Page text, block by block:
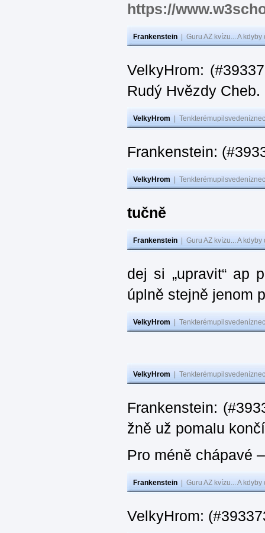
https://
Frankenstein Guru AZ kvízu... A
VelkyHrom:
Rudý Hvězdy Cheb.
VelkyHrom
Frankenstein:
VelkyHrom
tučně
Frankenstein Guru AZ kvízu... A
dej si „upravit“ ap
úplně stejně jenom
VelkyHrom
VelkyHrom
Frankenstein:
žně už pomalu
Pro méně chápavé
Frankenstein Guru AZ kvízu... A
VelkyHrom: